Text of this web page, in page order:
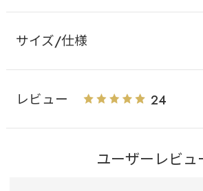
サイズ/仕様
レビュー 24
ユーザーレビュ